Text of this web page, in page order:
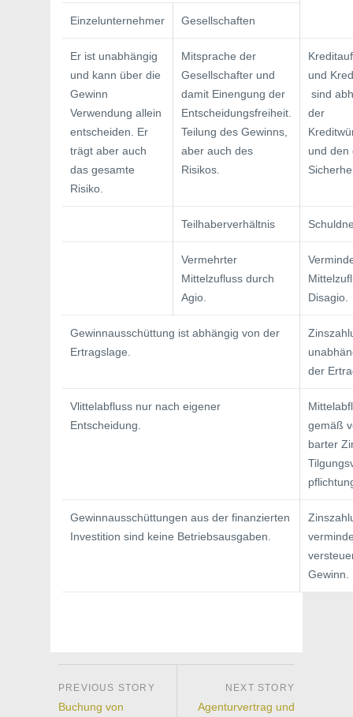
Einzelunternehmer Gesellschaften
Er ist unabhängig
und kann über die
Gewinn
Verwendung allein
entscheiden. Er
trägt aber auch
das gesamte
Risiko.
Mitsprache der
Gesellschaf­ter und
damit Einengung der
Entscheidungsfreiheit.
Tei­lung des Gewinns,
aber auch des
Risikos.
und
sind
der
und den
Teilhaberverhältnis
Vermehrter
Mittelzufluss durch
Agio.
Disagio.
Gewinnausschüttung ist abhängig von der
Ertragslage.
der
Vlittelabfluss nur nach eigener
Entscheidung.
gemäß
barter
Gewinnausschüttungen aus der finanzierten
Investition sind keine Betriebsausgaben.
Gewinn.
Buchung von
Agenturvertrag und